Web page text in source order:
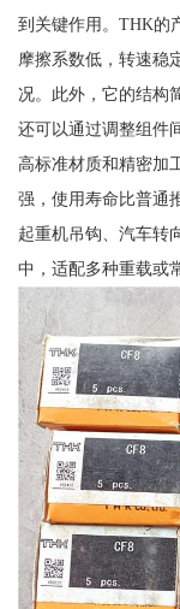
到关键作用。THK的
摩擦系数低，转速稳
况。此外，它的结构
还可以通过调整组件
高标准材质和精密加
强，使用寿命比普通
起重机吊钩、汽车转
中，适配多种重载或